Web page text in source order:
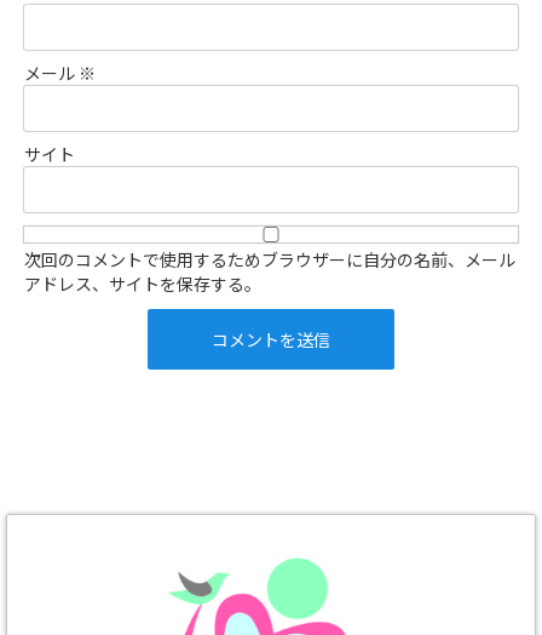
メール ※
サイト
次回のコメントで使用するためブラウザーに自分の名前、メール
アドレス、サイトを保存する。